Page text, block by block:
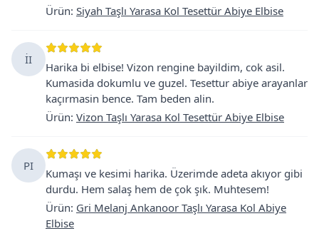
Ürün: Siyah Taşlı Yarasa Kol Tesettür Abiye Elbise
İI
Harika bi elbise! Vizon rengine bayildim, cok asil.
Kumasida dokumlu ve guzel. Tesettur abiye arayanlar
kaçırmasin bence. Tam beden alin.
Ürün: Vizon Taşlı Yarasa Kol Tesettür Abiye Elbise
PI
Kumaşı ve kesimi harika. Üzerimde adeta akıyor gibi
durdu. Hem salaş hem de çok şık. Muhtesem!
Ürün: Gri Melanj Ankanoor Taşlı Yarasa Kol Abiye
Elbise